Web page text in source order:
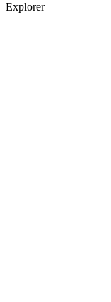
Explorer